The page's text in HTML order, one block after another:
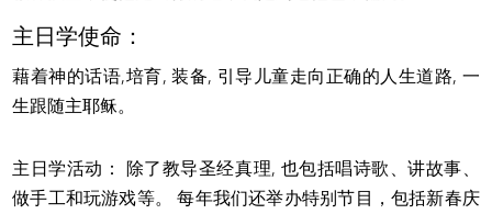
主日学使命：
藉着神的话语,培育, 装备, 引导儿童走向正确的人生道路, 一
生跟随主耶稣。
主日学活动： 除了教导圣经真理, 也包括唱诗歌、讲故事、
做手工和玩游戏等。 每年我们还举办特别节目，包括新春庆